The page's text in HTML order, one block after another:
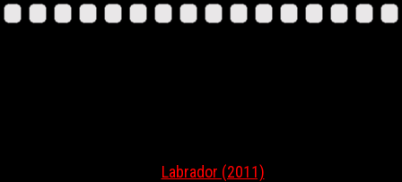
Labrador (2011)